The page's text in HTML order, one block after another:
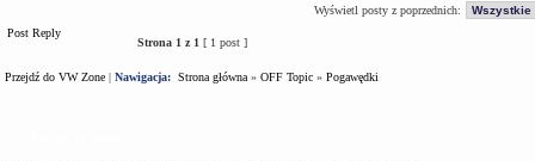
Wyświetl posty z poprzednich:
Post Reply
Strona 1 z 1 [ 1 post ]
Przejdź do VW Zone | Nawigacja: Strona główna » OFF Topic » Pogawędki